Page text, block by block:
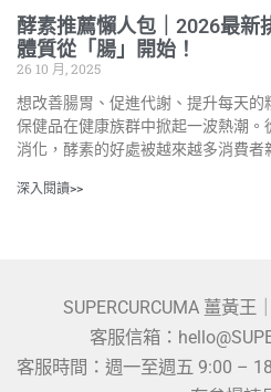
酵素推薦懶人包｜2026最新
體質從「腸」開始！
26 10 月, 2025
想改善腸胃、促進代謝、提升每天的
保健品在健康族群中掀起一波熱潮
消化，酵素的好處被越來越多消費者
深入閱讀>>
SUPERCURCUMA 薑黃王
客服信箱：
客服時間：週一至週五 9:00 –